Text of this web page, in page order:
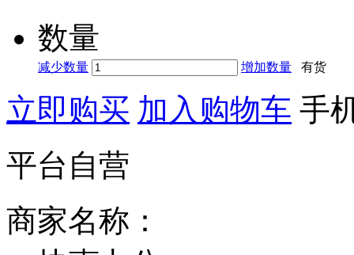
数量
减少数量 增加数量 有货
立即购买 加入购物车 手
平台自营
商家名称：